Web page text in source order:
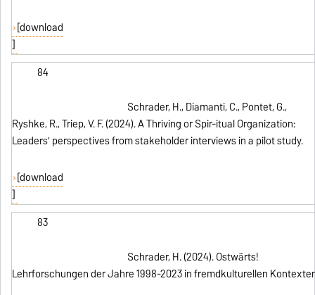
[download
]
84
Schrader, H., Diamanti, C., Pontet, G.,
Ryshke, R., Triep, V. F. (2024). A Thriving or Spir-itual Organization:
Leaders’ perspectives from stakeholder interviews in a pilot study.
[download
]
83
Schrader, H. (2024). Ostwärts!
Lehrforschungen der Jahre 1998-2023 in fremdkulturellen